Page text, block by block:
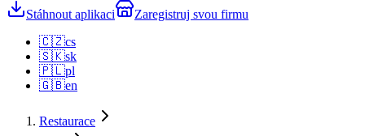
Stáhnout aplikaci
Zaregistruj svou firmu
🇨🇿cs
🇸🇰sk
🇵🇱pl
🇬🇧en
Restaurace